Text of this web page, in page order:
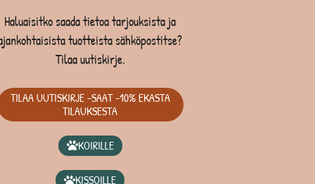
Haluaisitko saada tietoa tarjouksista ja
tuotteista sähköpostitse?
Tilaa uutiskirje.
TILAA UUTISKIRJE -SAAT -10% EKASTA
TILAUKSESTA
KOIRILLE
KISSOILLE